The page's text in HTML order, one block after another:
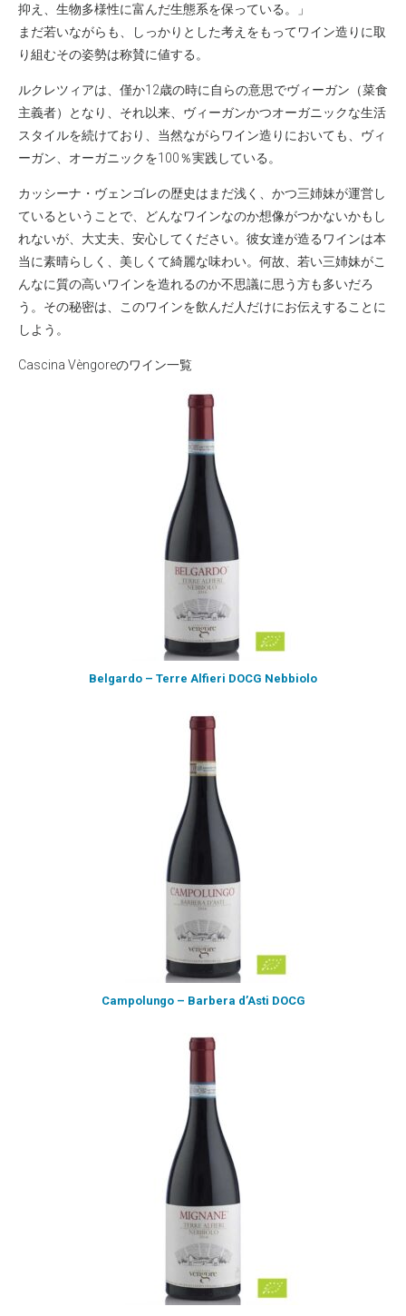
抑え、生物多様性に富んだ生態系を保っている。」
まだ若いながらも、しっかりとした考えをもってワイン造りに取
り組むその姿勢は称賛に値する。
ルクレツィアは、僅か12歳の時に自らの意思でヴィーガン（菜食
主義者）となり、それ以来、ヴィーガンかつオーガニックな生活
スタイルを続けており、当然ながらワイン造りにおいても、ヴィ
ーガン、オーガニックを100％実践している。
カッシーナ・ヴェンゴレの歴史はまだ浅く、かつ三姉妹が運営し
ているということで、どんなワインなのか想像がつかないかもし
れないが、大丈夫、安心してください。彼女達が造るワインは本
当に素晴らしく、美しくて綺麗な味わい。何故、若い三姉妹がこ
んなに質の高いワインを造れるのか不思議に思う方も多いだろ
う。その秘密は、このワインを飲んだ人だけにお伝えすることに
しよう。
Cascina Vèngoreのワイン一覧
Belgardo – Terre Alfieri DOCG Nebbiolo
Campolungo – Barbera d’Asti DOCG